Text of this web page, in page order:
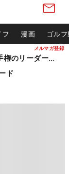
メルマガ登録
フ 漫画 ゴル
松山英樹ら出場 ウィンダム選手権のリーダーボード
ド